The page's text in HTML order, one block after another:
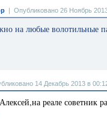
| Опубликовано 26 Ноябрь
на любые волотильные
14 Декабрь 2013 в
Алексей,на реале советник